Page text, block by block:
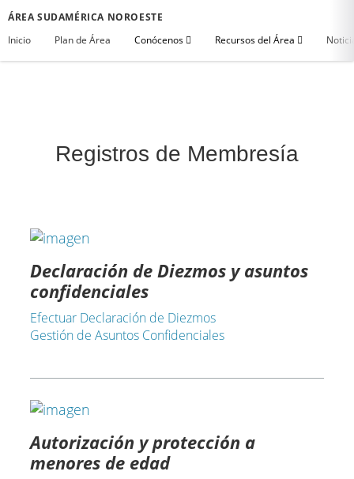
ÁREA SUDAMÉRICA NOROESTE
Inicio
Plan de Área Conócenos Recursos del Área
Registros de Membresía
Declaración de Diezmos y asuntos
confidenciales
Efectuar Declaración de Diezmos
Gestión de Asuntos Confidenciales
Autorización y protección a
menores de edad